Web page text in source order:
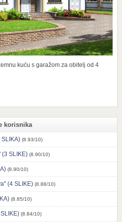
kuću s garažom za obitelj od 4
korisnika
(8.93/10)
(3 SLIKE) (8.90/10)
(8.90/10)
(4 SLIKE) (8.88/10)
(8.85/10)
(8.84/10)